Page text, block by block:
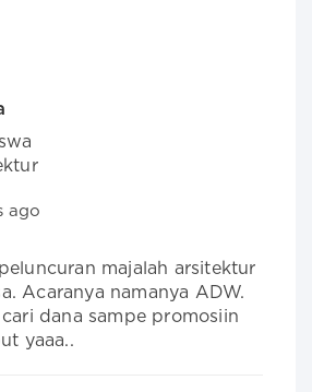
ago
majalah arsitektur
Acaranya namanya ADW.
dana sampe promosiin
yaaa..